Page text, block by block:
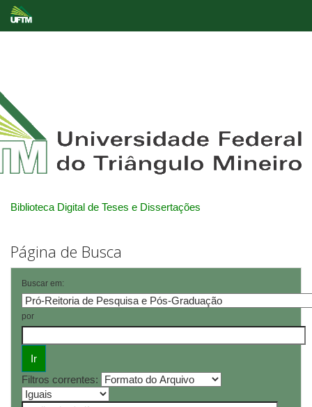
Biblioteca Digital de Teses e Dissertações
Página de Busca
Buscar em:
por
Filtros correntes: